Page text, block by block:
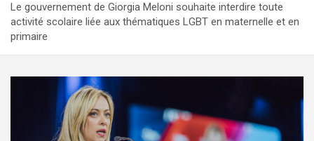
Le gouvernement de Giorgia Meloni souhaite interdire toute
activité scolaire liée aux thématiques LGBT en maternelle et en
primaire